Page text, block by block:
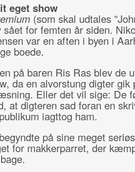
eget show
(som skal udtales
for femten år siden.
var en aften i byen i
boede.
på baren Ris Ras blev de
da en alvorstung digter gik
Eller det vil sige: De
at digteren sad foran en
iagttog ham.
på sine meget
for makkerparret, der